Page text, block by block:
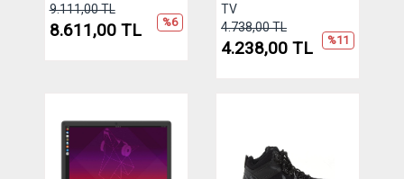
9.111,00 TL
%6
8.611,00 TL
TV
4.738,00 TL
%11
4.238,00 TL